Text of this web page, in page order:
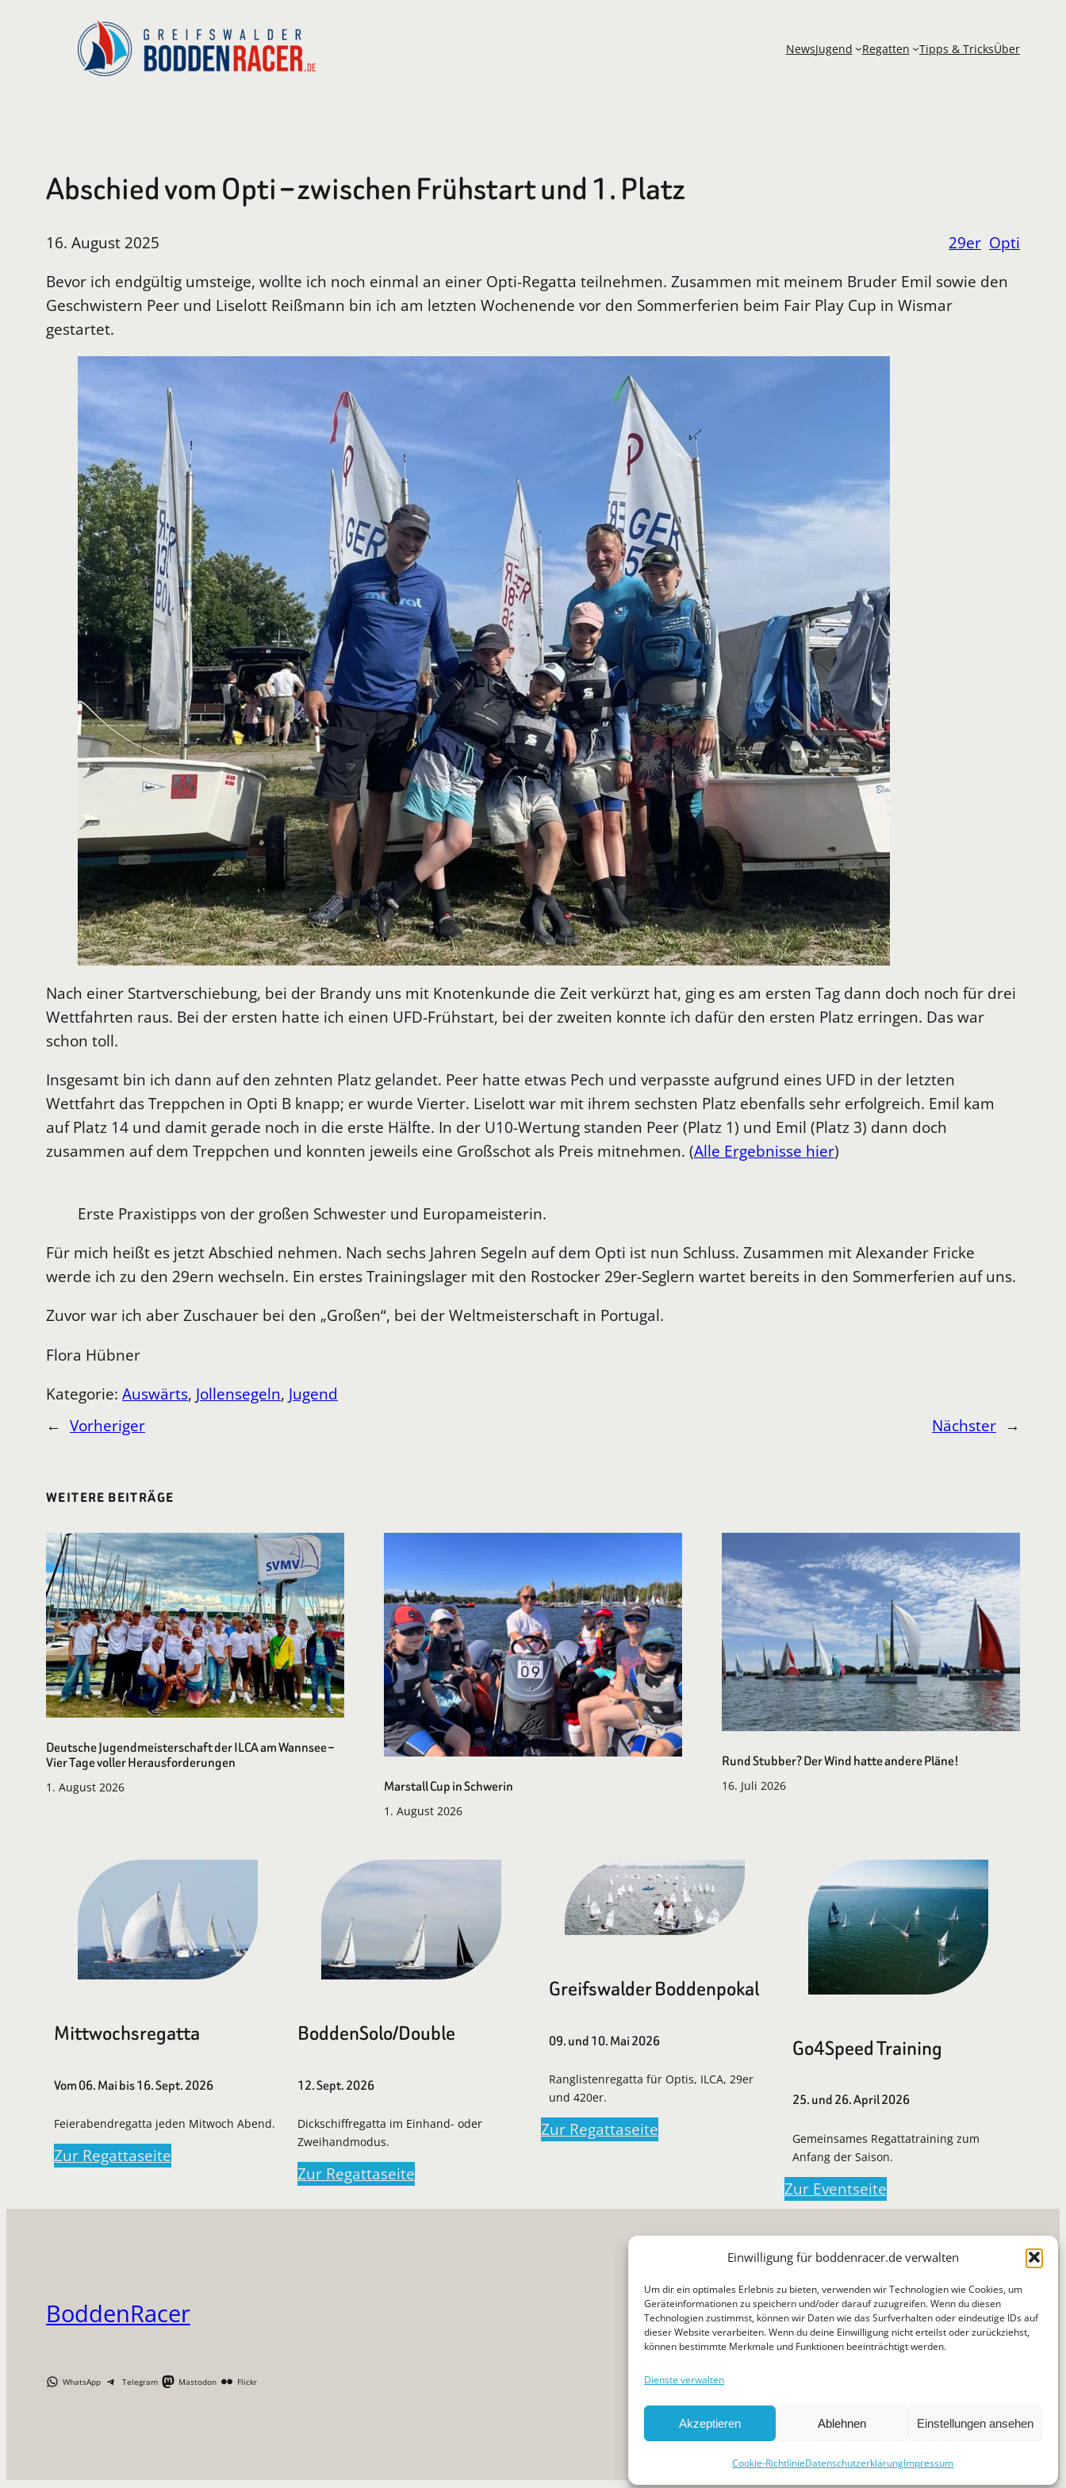
Einwilligung für boddenracer.de verwalten
Um dir ein optimales Erlebnis zu bieten, verwenden wir Technologien wie Cookies, um
Geräteinformationen zu speichern und/oder darauf zuzugreifen. Wenn du diesen
Technologien zustimmst, können wir Daten wie das Surfverhalten oder eindeutige IDs auf
dieser Website verarbeiten. Wenn du deine Einwilligung nicht erteilst oder zurückziehst,
können bestimmte Merkmale und Funktionen beeinträchtigt werden.
Dienste verwalten
Akzeptieren Ablehnen Einstellungen ansehen
Cookie-RichtlinieDatenschutzerklärungImpressum
NewsJugend Regatten Tipps & TricksÜber
Abschied vom Opti – zwischen Frühstart und 1. Platz
16. August 2025 29er Opti
Bevor ich endgültig umsteige, wollte ich noch einmal an einer Opti-Regatta teilnehmen. Zusammen mit meinem Bruder Emil sowie den
Geschwistern Peer und Liselott Reißmann bin ich am letzten Wochenende vor den Sommerferien beim Fair Play Cup in Wismar
gestartet.
Nach einer Startverschiebung, bei der Brandy uns mit Knotenkunde die Zeit verkürzt hat, ging es am ersten Tag dann doch noch für drei
Wettfahrten raus. Bei der ersten hatte ich einen UFD-Frühstart, bei der zweiten konnte ich dafür den ersten Platz erringen. Das war
schon toll.
Insgesamt bin ich dann auf den zehnten Platz gelandet. Peer hatte etwas Pech und verpasste aufgrund eines UFD in der letzten
Wettfahrt das Treppchen in Opti B knapp; er wurde Vierter. Liselott war mit ihrem sechsten Platz ebenfalls sehr erfolgreich. Emil kam
auf Platz 14 und damit gerade noch in die erste Hälfte. In der U10-Wertung standen Peer (Platz 1) und Emil (Platz 3) dann doch
zusammen auf dem Treppchen und konnten jeweils eine Großschot als Preis mitnehmen. (Alle Ergebnisse hier)
Erste Praxistipps von der großen Schwester und Europameisterin.
Für mich heißt es jetzt Abschied nehmen. Nach sechs Jahren Segeln auf dem Opti ist nun Schluss. Zusammen mit Alexander Fricke
werde ich zu den 29ern wechseln. Ein erstes Trainingslager mit den Rostocker 29er-Seglern wartet bereits in den Sommerferien auf uns.
Zuvor war ich aber Zuschauer bei den „Großen“, bei der Weltmeisterschaft in Portugal.
Flora Hübner
Kategorie: Auswärts, Jollensegeln, Jugend
← Vorheriger Nächster →
WEITERE BEITRÄGE
Deutsche Jugendmeisterschaft der ILCA am Wannsee –
Vier Tage voller Herausforderungen
1. August 2026 Marstall Cup in Schwerin
1. August 2026
Rund Stubber? Der Wind hatte andere Pläne!
16. Juli 2026
Mittwochsregatta
Vom 06. Mai bis 16. Sept. 2026
Feierabendregatta jeden Mitwoch Abend.
Zur Regattaseite
BoddenSolo/Double
12. Sept. 2026
Dickschiffregatta im Einhand- oder
Zweihandmodus.
Zur Regattaseite
Greifswalder Boddenpokal
09. und 10. Mai 2026
Ranglistenregatta für Optis, ILCA, 29er
und 420er.
Zur Regattaseite
Go4Speed Training
25. und 26. April 2026
Gemeinsames Regattatraining zum
Anfang der Saison.
Zur Eventseite
BoddenRacer
WhatsApp Telegram Mastodon Flickr
Suchen
NewsJugendRegattenTipps & Tricks
ImpressumDatenschutzerklärung Cookie-Richtlinie (EU)